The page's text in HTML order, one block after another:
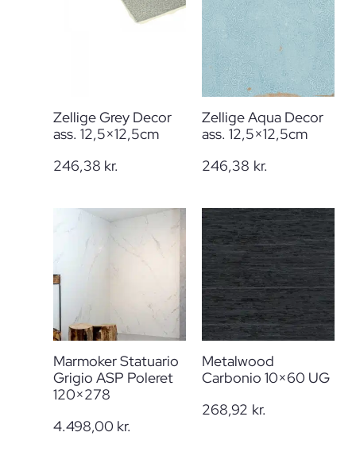
Zellige Grey Decor
ass. 12,5×12,5cm
246,38 kr.
Zellige Aqua Decor
ass. 12,5×12,5cm
246,38 kr.
Marmoker Statuario
Grigio ASP Poleret
120×278
4.498,00 kr.
Metalwood
Carbonio 10×60 UG
268,92 kr.